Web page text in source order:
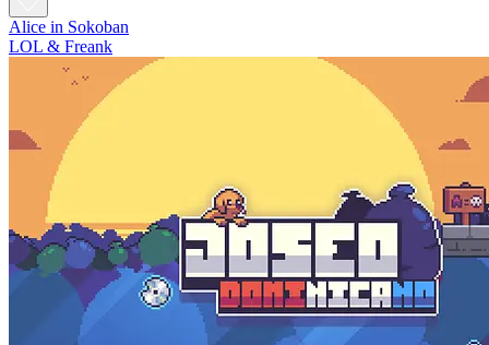
Alice in Sokoban
LOL & Freank